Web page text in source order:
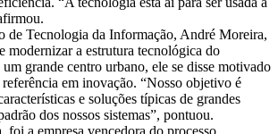
de Tecnologia da Informação, André Moreira,
modernizar a estrutura tecnológica do
grande centro urbano, ele se disse motivado
em inovação. “Nosso objetivo é
e soluções típicas de grandes
dos nossos sistemas”, pontuou.